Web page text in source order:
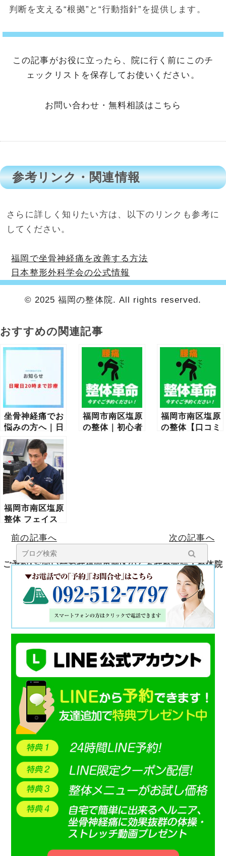
判断を支える“根拠”と“行動指針”を提供します。
この記事がお役に立ったら、院に行く前にこのチ
ェックリストを保存してお使いください。
お問い合わせ・無料相談はこちら
参考リンク・関連情報
さらに詳しく知りたい方は、以下のリンクも参考に
してください。
福岡で坐骨神経痛を改善する方法
日本整形外科学会の公式情報
© 2025 福岡の整体院. All rights reserved.
おすすめの関連記事
坐骨神経痛でお
悩みの方へ｜日
曜施術・口コミ
高評価の整骨院
【福岡】完全ガ
イド
福岡市南区塩原
の整体｜初心者
福岡市南区塩原
の整体【口コミ
福岡市南区塩原
整体 フェイス
るみ・むくみ・
左右差を整える
根拠と理由
前の記事へ 次の記事へ
ご予約･お問い合わせ福岡市南区のくろせ整骨院・整体院